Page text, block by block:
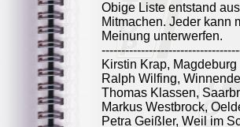
Obige Liste entstand
Mitmachen. Jeder kann
Meinung unterwerfen.
Kirstin Krap, Magdeburg
Ralph Wilfing,
Thomas Klassen,
Markus Westbrock,
Petra Geißler, Weil im